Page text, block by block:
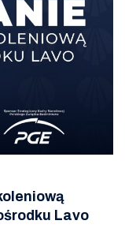
Lavo